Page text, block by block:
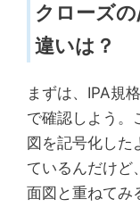
クローズ
違いは？
まずは、IPA規
で確認しよう。
図を記号化した
ているんだけど
面図と重ねてみ